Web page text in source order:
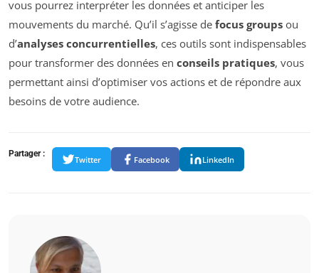
vous pourrez interpréter les données et anticiper les
mouvements du marché. Qu’il s’agisse de focus groups ou
d’analyses concurrentielles, ces outils sont indispensables
pour transformer des données en conseils pratiques, vous
permettant ainsi d’optimiser vos actions et de répondre aux
besoins de votre audience.
Partager :
Twitter Facebook LinkedIn